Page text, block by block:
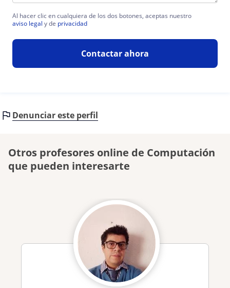
Al hacer clic en cualquiera de los dos botones, aceptas nuestro
aviso legal y de privacidad
Contactar ahora
Denunciar este perfil
Otros profesores online de Computación
que pueden interesarte